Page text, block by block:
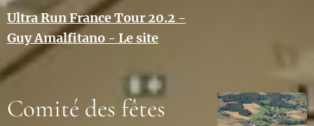
Ultra Run France Tour 20.2 -
Guy Amalfitano - Le site
Comité des fêtes